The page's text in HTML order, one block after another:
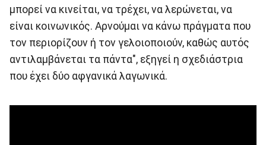
μπορεί να κινείται, να τρέχει, να λερώνεται, να
είναι κοινωνικός. Αρνούμαι να κάνω πράγματα που
τον περιορίζουν ή τον γελοιοποιούν, καθώς αυτός
αντιλαμβάνεται τα πάντα", εξηγεί η σχεδιάστρια
που έχει δύο αφγανικά λαγωνικά.